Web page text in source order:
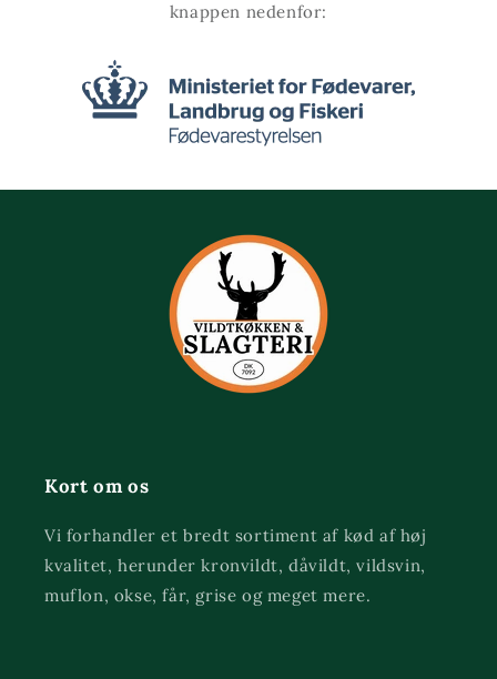
knappen nedenfor:
Kort om os
Vi forhandler et bredt sortiment af kød af høj
kvalitet, herunder kronvildt, dåvildt, vildsvin,
muflon, okse, får, grise og meget mere.